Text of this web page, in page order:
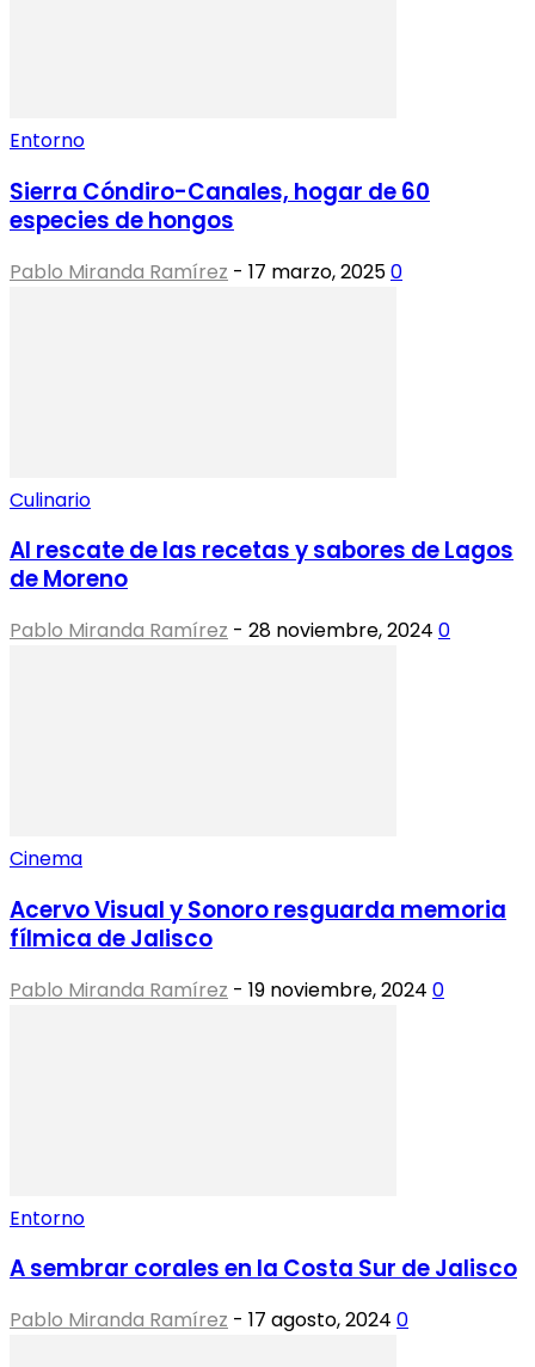
Entorno
Sierra Cóndiro-Canales, hogar de 60
especies de hongos
Pablo Miranda Ramírez - 17 marzo, 20250
Culinario
Al rescate de las recetas y sabores de Lagos
de Moreno
Pablo Miranda Ramírez - 28 noviembre, 2024 0
Cinema
Acervo Visual y Sonoro resguarda memoria
fílmica de Jalisco
Pablo Miranda Ramírez - 19 noviembre, 2024 0
Entorno
A sembrar corales en la Costa Sur de Jalisco
Pablo Miranda Ramírez - 17 agosto, 2024 0